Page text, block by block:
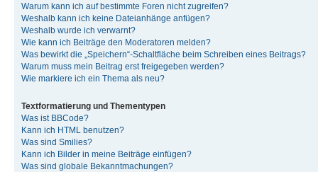
Warum kann ich auf bestimmte Foren nicht zugreifen?
Weshalb kann ich keine Dateianhänge anfügen?
Weshalb wurde ich verwarnt?
Wie kann ich Beiträge den Moderatoren melden?
Was bewirkt die „Speichern“-Schaltfläche beim Schreiben eines Beitrags?
Warum muss mein Beitrag erst freigegeben werden?
Wie markiere ich ein Thema als neu?
Textformatierung und Thementypen
Was ist BBCode?
Kann ich HTML benutzen?
Was sind Smilies?
Kann ich Bilder in meine Beiträge einfügen?
Was sind globale Bekanntmachungen?